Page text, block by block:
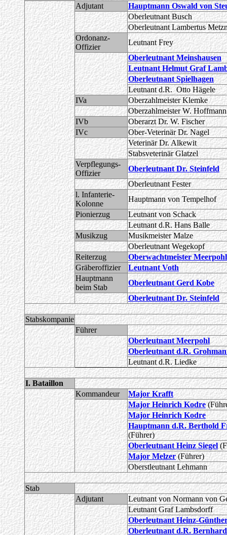
Adjutant
Hauptmann Oswald von
Oberleutnant Busch
Oberleutnant Lambertus
Ordonanz-
Offizier
Leutnant Frey
Oberleutnant Meinshausen
Leutnant Helmut Graf
Oberleutnant Spielhagen
Leutnant d.R. Otto Hägele
IVa
Oberzahlmeister Klemke
Oberzahlmeister W. Hoffmann
IVb
Oberarzt Dr. W. Fischer
IVc
Ober-Veterinär Dr. Nagel
Veterinär Dr. Alkewit
Stabsveterinär Glatzel
Verpflegungs-
Offizier
Oberleutnant Dr. Steinfeld
Oberleutnant Fester
l. Infanterie-
Kolonne
Hauptmann von Tempelhof
Pionierzug
Leutnant von Schack
Leutnant d.R. Hans Balle
Musikzug
Musikmeister Malze
Oberleutnant Wegekopf
Reiterzug
Oberwachtmeister Meerpohl
Gräberoffizier
Leutnant Voth
Hauptmann
beim Stab
Oberleutnant Gerd Kobe
Oberleutnant Dr. Steinfeld
Stabskompanie
Führer
Oberleutnant Meerpohl
Oberleutnant d.R.
Leutnant d.R. Liedke
I. Bataillon
Kommandeur
Major Krafft
Major Heinrich Kodre
Major Heinrich Kodre
Hauptmann d.R. Berthold
(Führer)
Oberleutnant Heinz Siegel
Major Melzer(Führer)
Oberstleutnant Lehmann
Stab
Adjutant
Leutnant von Normann von
Leutnant Graf Lambsdorff
Oberleutnant Heinz-
Oberleutnant d.R.